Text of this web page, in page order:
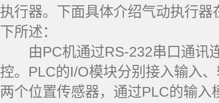
执行器。下面具体介绍气动执行器
下所述：
由PC机通过RS-232串口通讯
控。PLC的I/O模块分别接入输入
两个位置传感器，通过PLC的输